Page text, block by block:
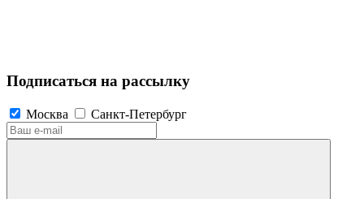
Подписаться на рассылку
Москва Санкт-Петербург